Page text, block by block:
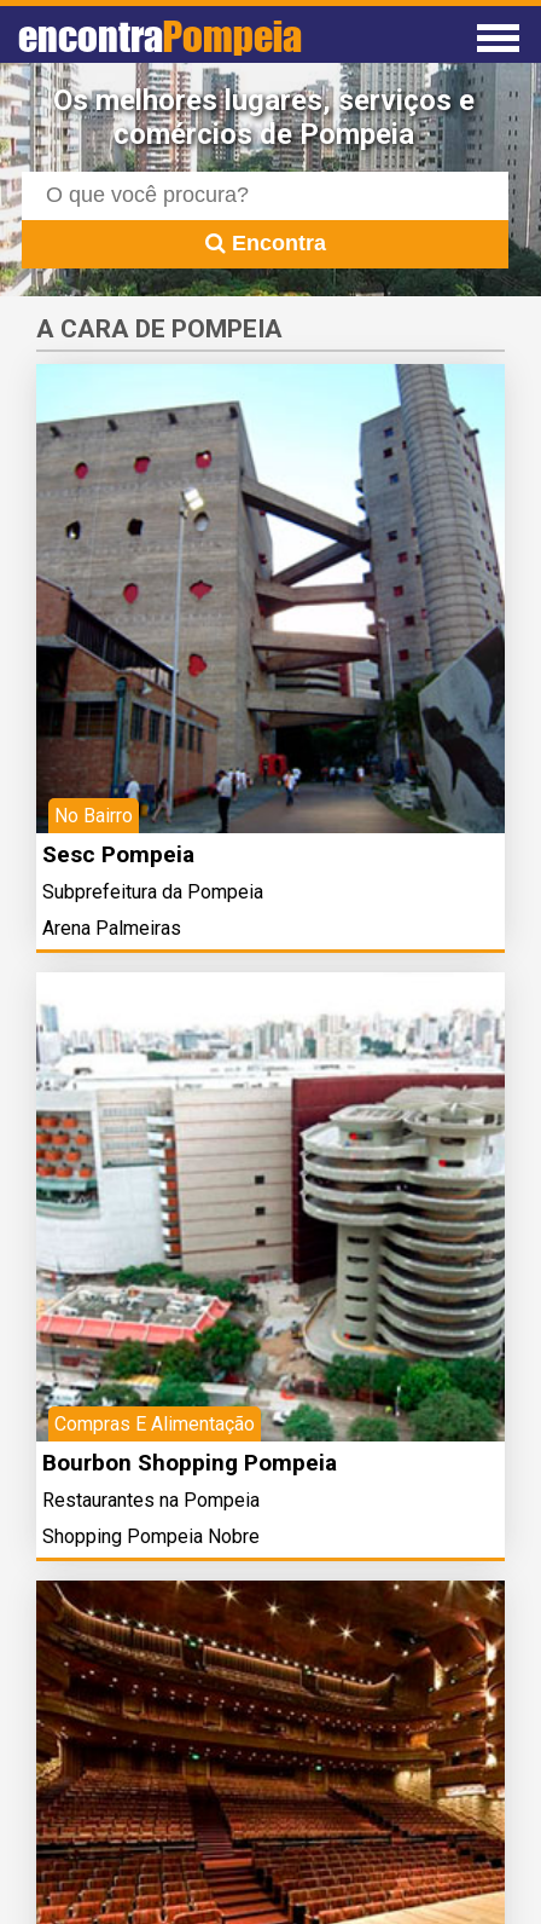
encontraPompeia
Os melhores lugares, serviços e
comércios de Pompeia
Encontra
A CARA DE POMPEIA
No Bairro
Sesc Pompeia
Subprefeitura da Pompeia
Arena Palmeiras
Compras E Alimentação
Bourbon Shopping Pompeia
Restaurantes na Pompeia
Shopping Pompeia Nobre